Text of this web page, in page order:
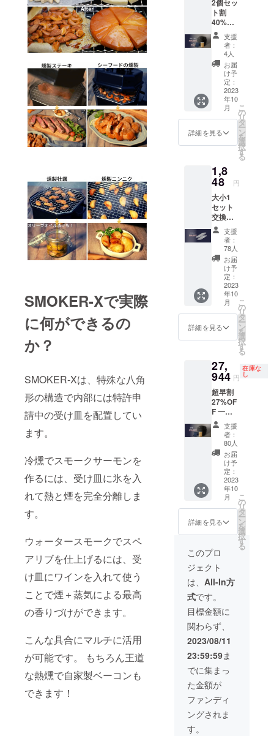
SMOKER-Xで実際
に何ができるの
か？
SMOKER-Xは、特殊な八角
形の構造で内部には特許申
請中の受け皿を配置してい
ます。
冷燻でスモークサーモンを
作るには、受け皿に氷を入
れて熱と煙を完全分離しま
す。
ウォータースモークでスペ
アリブを仕上げるには、受
け皿にワインを入れて使う
ことで煙＋蒸気による最高
の香りづけができます。
こんな具合にマルチに活用
が可能です。 もちろん王道
な熱燻で自家製ベーコンも
できます！
弊社サ
イト等
で閲覧
できる
ように
調整中
です。
＜別売
りオプ
ション
＞ ・交
換用の
網1セッ
ト（大
小の網2
タイミ
ングで
ご購入
いただ
くのが
一番お
得で
す。ぜ
ひ合わ
せてご
一緒に
ご購入
下さ
い。 ※
リター
は税・
送料込
ります
ム・
SMOKE
R-X 専
用収納
バッグ
※ 今回
のプロ
ジェク
トでは
燻製
チップ
もお付
けして
お届け
は付属
してお
りませ
んが、
弊社サ
イト等
で閲覧
できる
ように
調整中
です。
＜別売
りオプ
ション
＞ ・交
換用の
網1セッ
小の網2
※ この
タイミ
ングで
ご購入
いただ
くのが
一番お
得で
す。ぜ
ひ合わ
せてご
一緒に
ご購入
下さ
い。 ※
ン価格
は税・
みの価
格とな
ります
2個セッ
ト割
40%OF
F 一般
販売予
定価格
￥76,56
40％OF
属品＞
・温度
計・
蓋・網
（大 /
小）・
皿・メ
インフ
レー
ム・
SMOKE
R-X 専
用収納
バッグ
各2個 ※
今回の
プロ
ジェク
トでは
燻製
チップ
もお付
けして
説明書
は付属
してお
りませ
んが、
弊社サ
イト等
で閲覧
できる
ように
調整中
です。
＜別売
りオプ
ション
＞ ・交
換用の
網1セッ
小の網2
※ この
タイミ
ングで
ご購入
いただ
くのが
一番お
得で
ひ合わ
せてご
一緒に
ご購入
下さ
い。 ※
リター
支援
者：
4人
お届
け予
定：
2023
年10
月
詳細を見る
こ
の
リ
タ
ー
ン
を
選
択
す
る
1,8
48 円
大小1
セット
交換用
の網
30%OF
F（燻製
機本体
購入者
のみ購
入可
能） 一
般販売
予定価
格
￥2,640
の
F
支援
者：
78人
お届
け予
定：
2023
年10
月
詳細を見る
こ
の
リ
タ
ー
ン
を
選
択
す
る
27,
944 円
在庫な
し
超早割
27%OF
F 一般
販売予
定価格
￥38,28
0の
27％OF
付属品
＞ ・温
度計・
蓋・網
（大 /
小）・
受け
皿・メ
インフ
レー
ム・
SMOKE
R-X 専
用収納
バッグ
※ 今回
のプロ
ジェク
トでは
燻製
チップ
もお付
けして
お届け
しま
支援
者：
80人
お届
け予
定：
2023
年10
月
詳細を見る
こ
の
リ
タ
ー
ン
を
選
択
す
る
このプロ
ジェクト
は、 All-In方
式です。
目標金額に
関わらず、
2023/08/11
23:59:59ま
でに集まっ
た金額が
ファンディ
ングされま
す。